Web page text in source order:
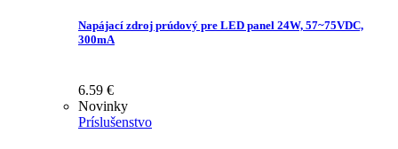
Napájací zdroj prúdový pre LED panel 24W, 57~75VDC,
300mA
6.59 €
Novinky
Príslušenstvo